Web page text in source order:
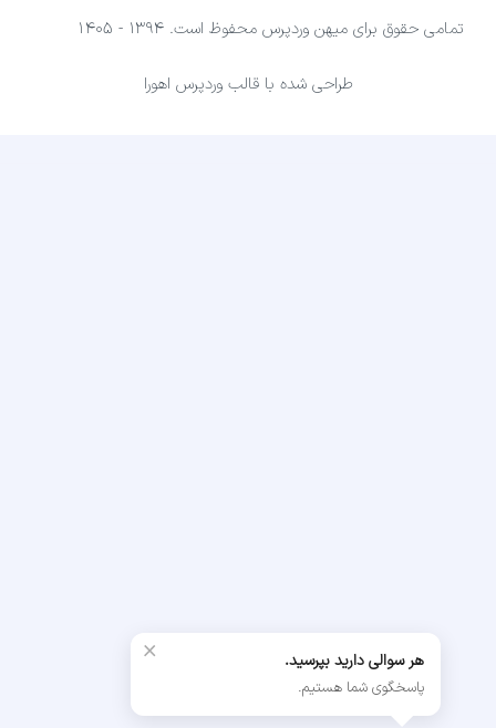
تمامی حقوق برای میهن وردپرس محفوظ است. ۱۳۹۴ - ۱۴۰۵
طراحی شده با قالب وردپرس اهورا
هر سوالی دارید بپرسید.
پاسخگوی شما هستیم.